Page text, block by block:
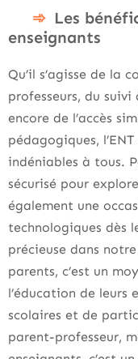
Les
enseignants
Qu’il s’agisse de la
professeurs, du suivi
encore de l’accès
pédagogiques,
indéniables à tous.
sécurisé pour
également une
technologiques dès
précieuse dans
parents, c’est un
l’éducation de leurs
scolaires et de
parent-professeur,